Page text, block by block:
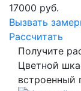
17000 руб.
Вызвать
Рассчитать
Получите
Цветной
встроенный